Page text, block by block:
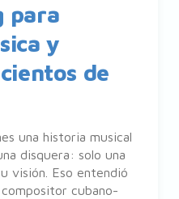
para
y
de
una historia musical
disquera: solo una
visión. Eso entendió
cubano-